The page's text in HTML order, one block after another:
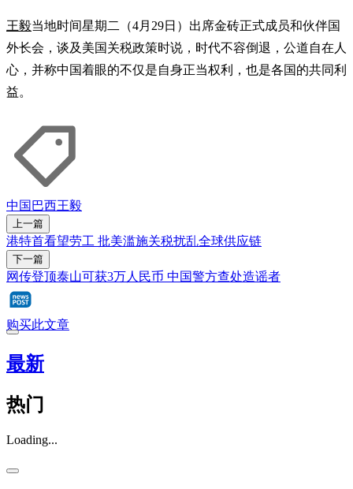
王毅当地时间星期二（4月29日）出席金砖正式成员和伙伴国
外长会，谈及美国关税政策时说，时代不容倒退，公道自在人
心，并称中国着眼的不仅是自身正当权利，也是各国的共同利
益。
中国 巴西王毅
上一篇
港特首看望劳工 批美滥施关税扰乱全球供应链
下一篇
网传登顶泰山可获3万人民币 中国警方查处造谣者
购买此文章
最新
热门
Loading...